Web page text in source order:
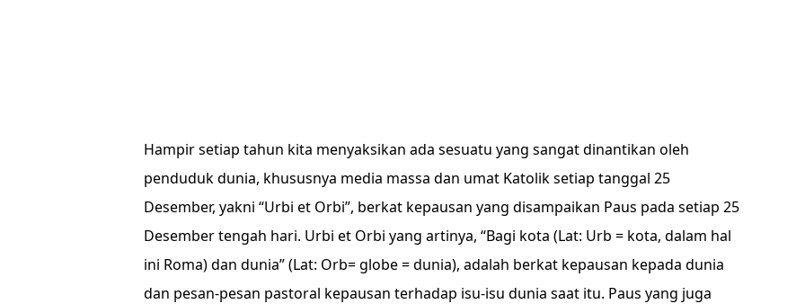
Hampir setiap tahun kita menyaksikan ada sesuatu yang sangat dinantikan oleh
penduduk dunia, khususnya media massa dan umat Katolik setiap tanggal 25
Desember, yakni “Urbi et Orbi”, berkat kepausan yang disampaikan Paus pada setiap 25
Desember tengah hari. Urbi et Orbi yang artinya, “Bagi kota (Lat: Urb = kota, dalam hal
ini Roma) dan dunia” (Lat: Orb= globe = dunia), adalah berkat kepausan kepada dunia
dan pesan-pesan pastoral kepausan terhadap isu-isu dunia saat itu. Paus yang juga